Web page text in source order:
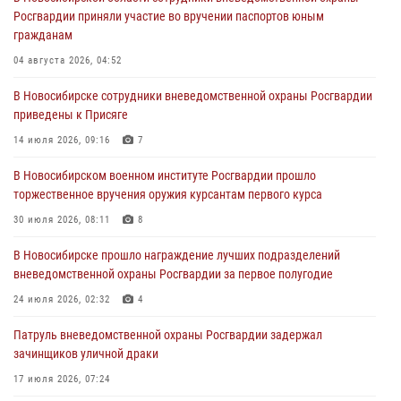
При силовой поддержке бойцов ОМОН и СОБР Росгвардии
пресечена деятельность группы лиц, причастных к мошенничеству
в сфере страхования
В Новосибирске сотрудниками вневедомственной охраны
Росгвардии задержан гражданин, находящийся в розыске
В Новосибирске военнослужащие отряда спецназа «Ермак»
Росгвардии провели занятия по беспарашютному десантированию
В Новосибирске военнослужащие Росгвардии почтили память детей
– жертв войны в Донбассе
Росгвардии приняли участие во вручении паспортов юным
гражданам
04 августа 2026, 04:52
В Новосибирске сотрудники вневедомственной охраны Росгвардии
приведены к Присяге
14 июля 2026, 09:16 7
В Новосибирском военном институте Росгвардии прошло
торжественное вручения оружия курсантам первого курса
30 июля 2026, 08:11 8
В Новосибирске прошло награждение лучших подразделений
вневедомственной охраны Росгвардии за первое полугодие
24 июля 2026, 02:32 4
Патруль вневедомственной охраны Росгвардии задержал
зачинщиков уличной драки
17 июля 2026, 07:24